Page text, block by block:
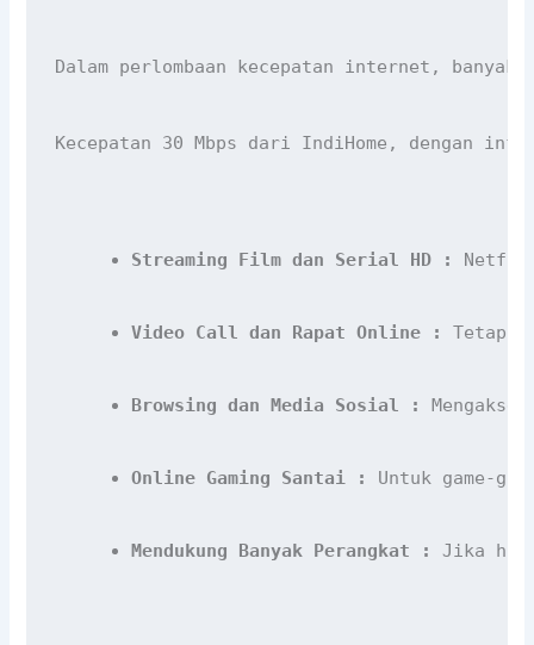
Dalam perlombaan kecepatan internet,
Kecepatan 30 Mbps dari IndiHome, dengan
Streaming Film dan Serial HD :
Video Call dan Rapat Online : Tetap
Browsing dan Media Sosial :
Online Gaming Santai : Untuk game-
Mendukung Banyak Perangkat : Jika